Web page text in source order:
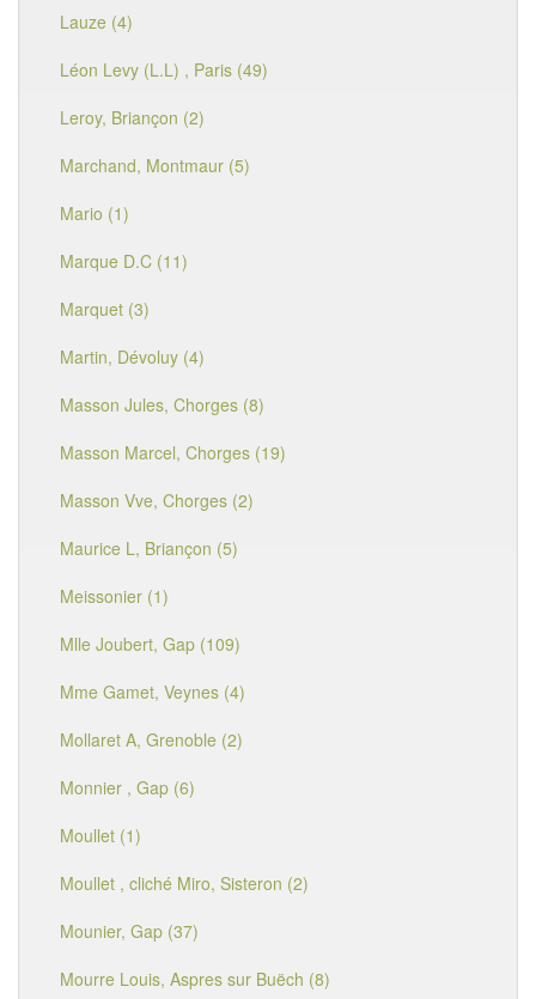
Lauze (4)
Léon Levy (L.L) , Paris (49)
Leroy, Briançon (2)
Marchand, Montmaur (5)
Mario (1)
Marque D.C (11)
Marquet (3)
Martin, Dévoluy (4)
Masson Jules, Chorges (8)
Masson Marcel, Chorges (19)
Masson Vve, Chorges (2)
Maurice L, Briançon (5)
Meissonier (1)
Mlle Joubert, Gap (109)
Mme Gamet, Veynes (4)
Mollaret A, Grenoble (2)
Monnier , Gap (6)
Moullet (1)
Moullet , cliché Miro, Sisteron (2)
Mounier, Gap (37)
Mourre Louis, Aspres sur Buëch (8)